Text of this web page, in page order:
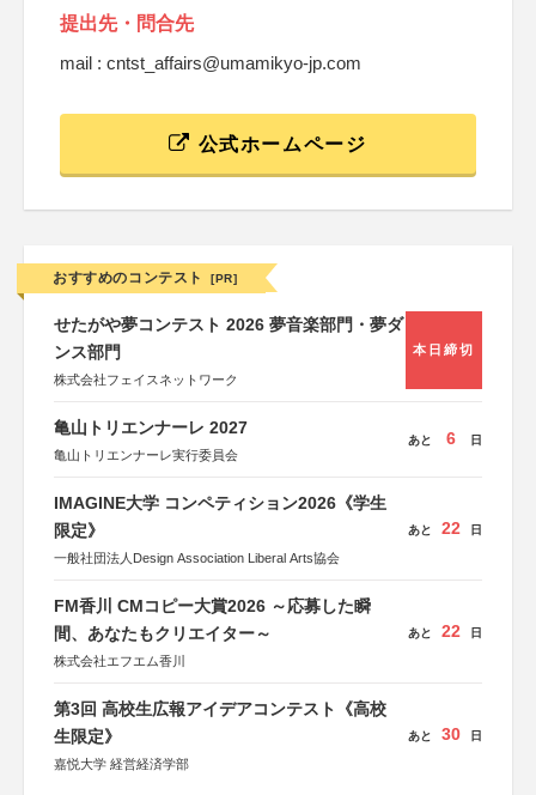
提出先・問合先
mail : cntst_affairs@umamikyo-jp.com
公式ホームページ
おすすめのコンテスト [PR]
せたがや夢コンテスト 2026 夢音楽部門・夢ダ
ンス部門
株式会社フェイスネットワーク
本日締切
亀山トリエンナーレ 2027
亀山トリエンナーレ実行委員会
あと 6 日
IMAGINE大学 コンペティション2026《学生
限定》
一般社団法人Design Association Liberal Arts協会
あと 22 日
FM香川 CMコピー大賞2026 ～応募した瞬
間、あなたもクリエイター～
株式会社エフエム香川
あと 22 日
第3回 高校生広報アイデアコンテスト《高校
生限定》
嘉悦大学 経営経済学部
あと 30 日